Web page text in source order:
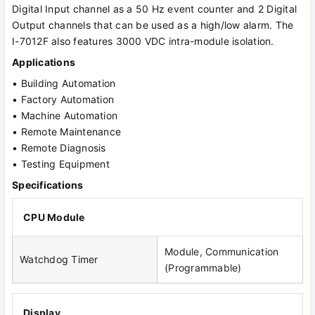
Digital Input channel as a 50 Hz event counter and 2 Digital
Output channels that can be used as a high/low alarm. The
I-7012F also features 3000 VDC intra-module isolation.
Applications
• Building Automation
• Factory Automation
• Machine Automation
• Remote Maintenance
• Remote Diagnosis
• Testing Equipment
Specifications
CPU Module
Watchdog Timer
Module, Communication
(Programmable)